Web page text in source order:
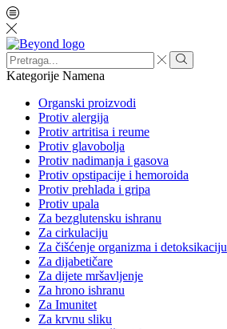
Search
input
Search
Kategorije Namena
Organski proizvodi
Protiv alergija
Protiv artritisa i reume
Protiv glavobolja
Protiv nadimanja i gasova
Protiv opstipacije i hemoroida
Protiv prehlada i gripa
Protiv upala
Za bezglutensku ishranu
Za cirkulaciju
Za čišćenje organizma i detoksikaciju
Za dijabetičare
Za dijete mršavljenje
Za hrono ishranu
Za Imunitet
Za krvnu sliku